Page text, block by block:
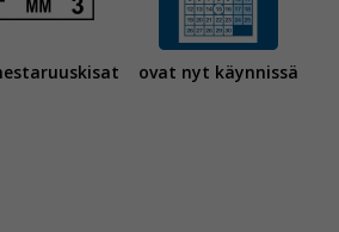
ovat nyt käynnissä